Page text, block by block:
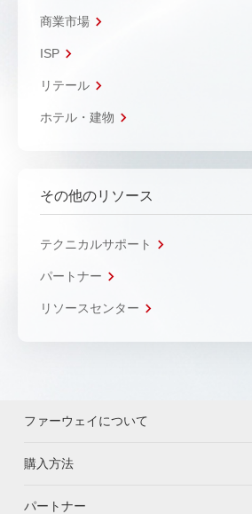
商業市場
ISP
リテール
ホテル・建物
その他のリソース
テクニカルサポート
パートナー
リソースセンター
ファーウェイについて
購入方法
パートナー